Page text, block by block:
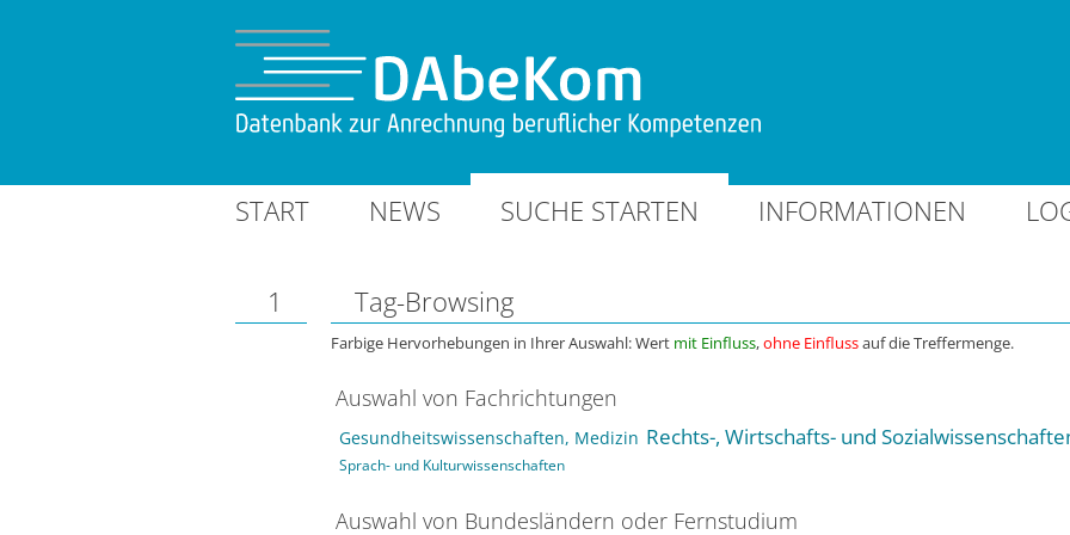
START NEWS SUCHE STARTEN INFORMATIONEN
1 Tag-Browsing
Farbige Hervorhebungen in Ihrer Auswahl: Wert mit Einfluss,ohne Einflussauf die Treffermenge.
Auswahl von Fachrichtungen
Gesundheitswissenschaften, Medizin Rechts-, Wirtschafts- und
Sprach- und Kulturwissenschaften
Auswahl von Bundesländern oder Fernstudium